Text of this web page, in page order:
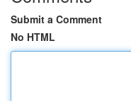
Submit a Comment
No HTML